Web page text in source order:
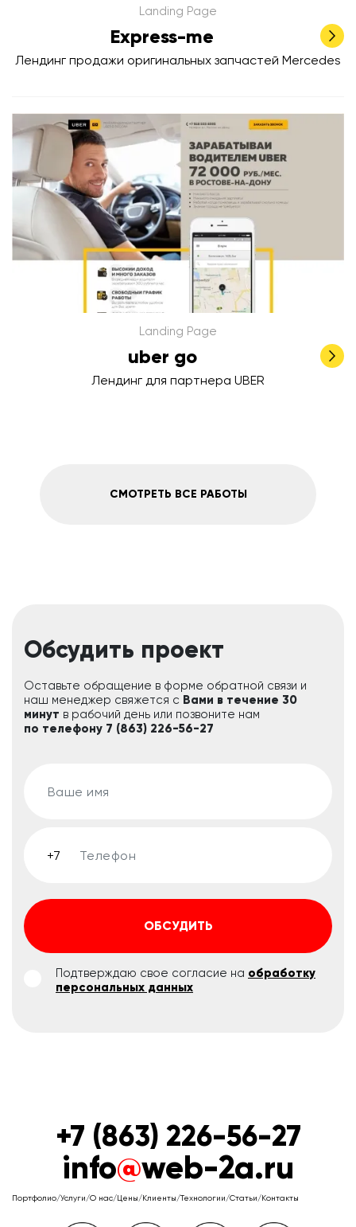
Landing Page
Express-me
Лендинг продажи оригинальных запчастей Mercedes
Landing Page
uber go
Лендинг для партнера UBER
СМОТРЕТЬ ВСЕ РАБОТЫ
Обсудить проект
Оставьте обращение в форме обратной связи и
наш менеджер свяжется с Вами в течение 30
минут в рабочий день или позвоните нам
по телефону 7 (863) 226-56-27
ОБСУДИТЬ
Подтверждаю свое согласие на обработку
персональных данных
+7 (863) 226-56-27
info@web-2a.ru
Портфолио/Услуги/О нас/Цены/Клиенты/Технологии/Статьи/Контакты